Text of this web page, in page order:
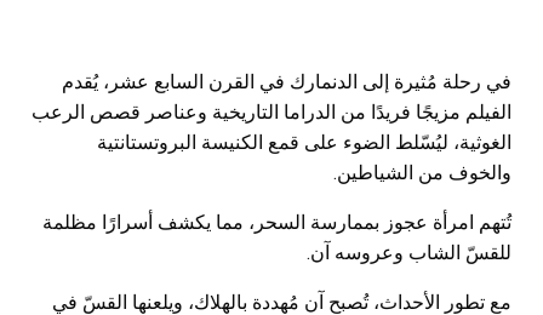
في رحلة مُثيرة إلى الدنمارك في القرن السابع عشر، يُقدم
الفيلم مزيجًا فريدًا من الدراما التاريخية وعناصر قصص الرعب
الغوثية، ليُسّلط الضوء على قمع الكنيسة البروتستانتية
والخوف من الشياطين.
تُتهم امرأة عجوز بممارسة السحر، مما يكشف أسرارًا مظلمة
للقسّ الشاب وعروسه آن.
مع تطور الأحداث، تُصبح آن مُهددة بالهلاك، ويلعنها القسّ في